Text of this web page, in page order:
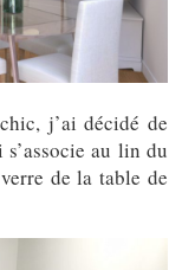
j’ai décidé de
au lin du
de la table de